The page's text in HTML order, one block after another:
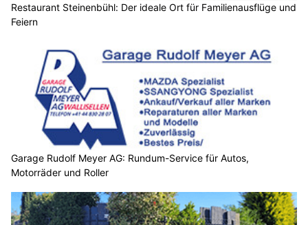
Restaurant Steinenbühl: Der ideale Ort für Familienausflüge und
Feiern
Garage Rudolf Meyer AG: Rundum-Service für Autos,
Motorräder und Roller